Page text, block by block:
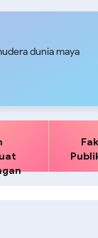
dunia maya